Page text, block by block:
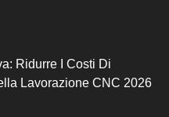
Ridurre I Costi Di
Lavorazione CNC 2026